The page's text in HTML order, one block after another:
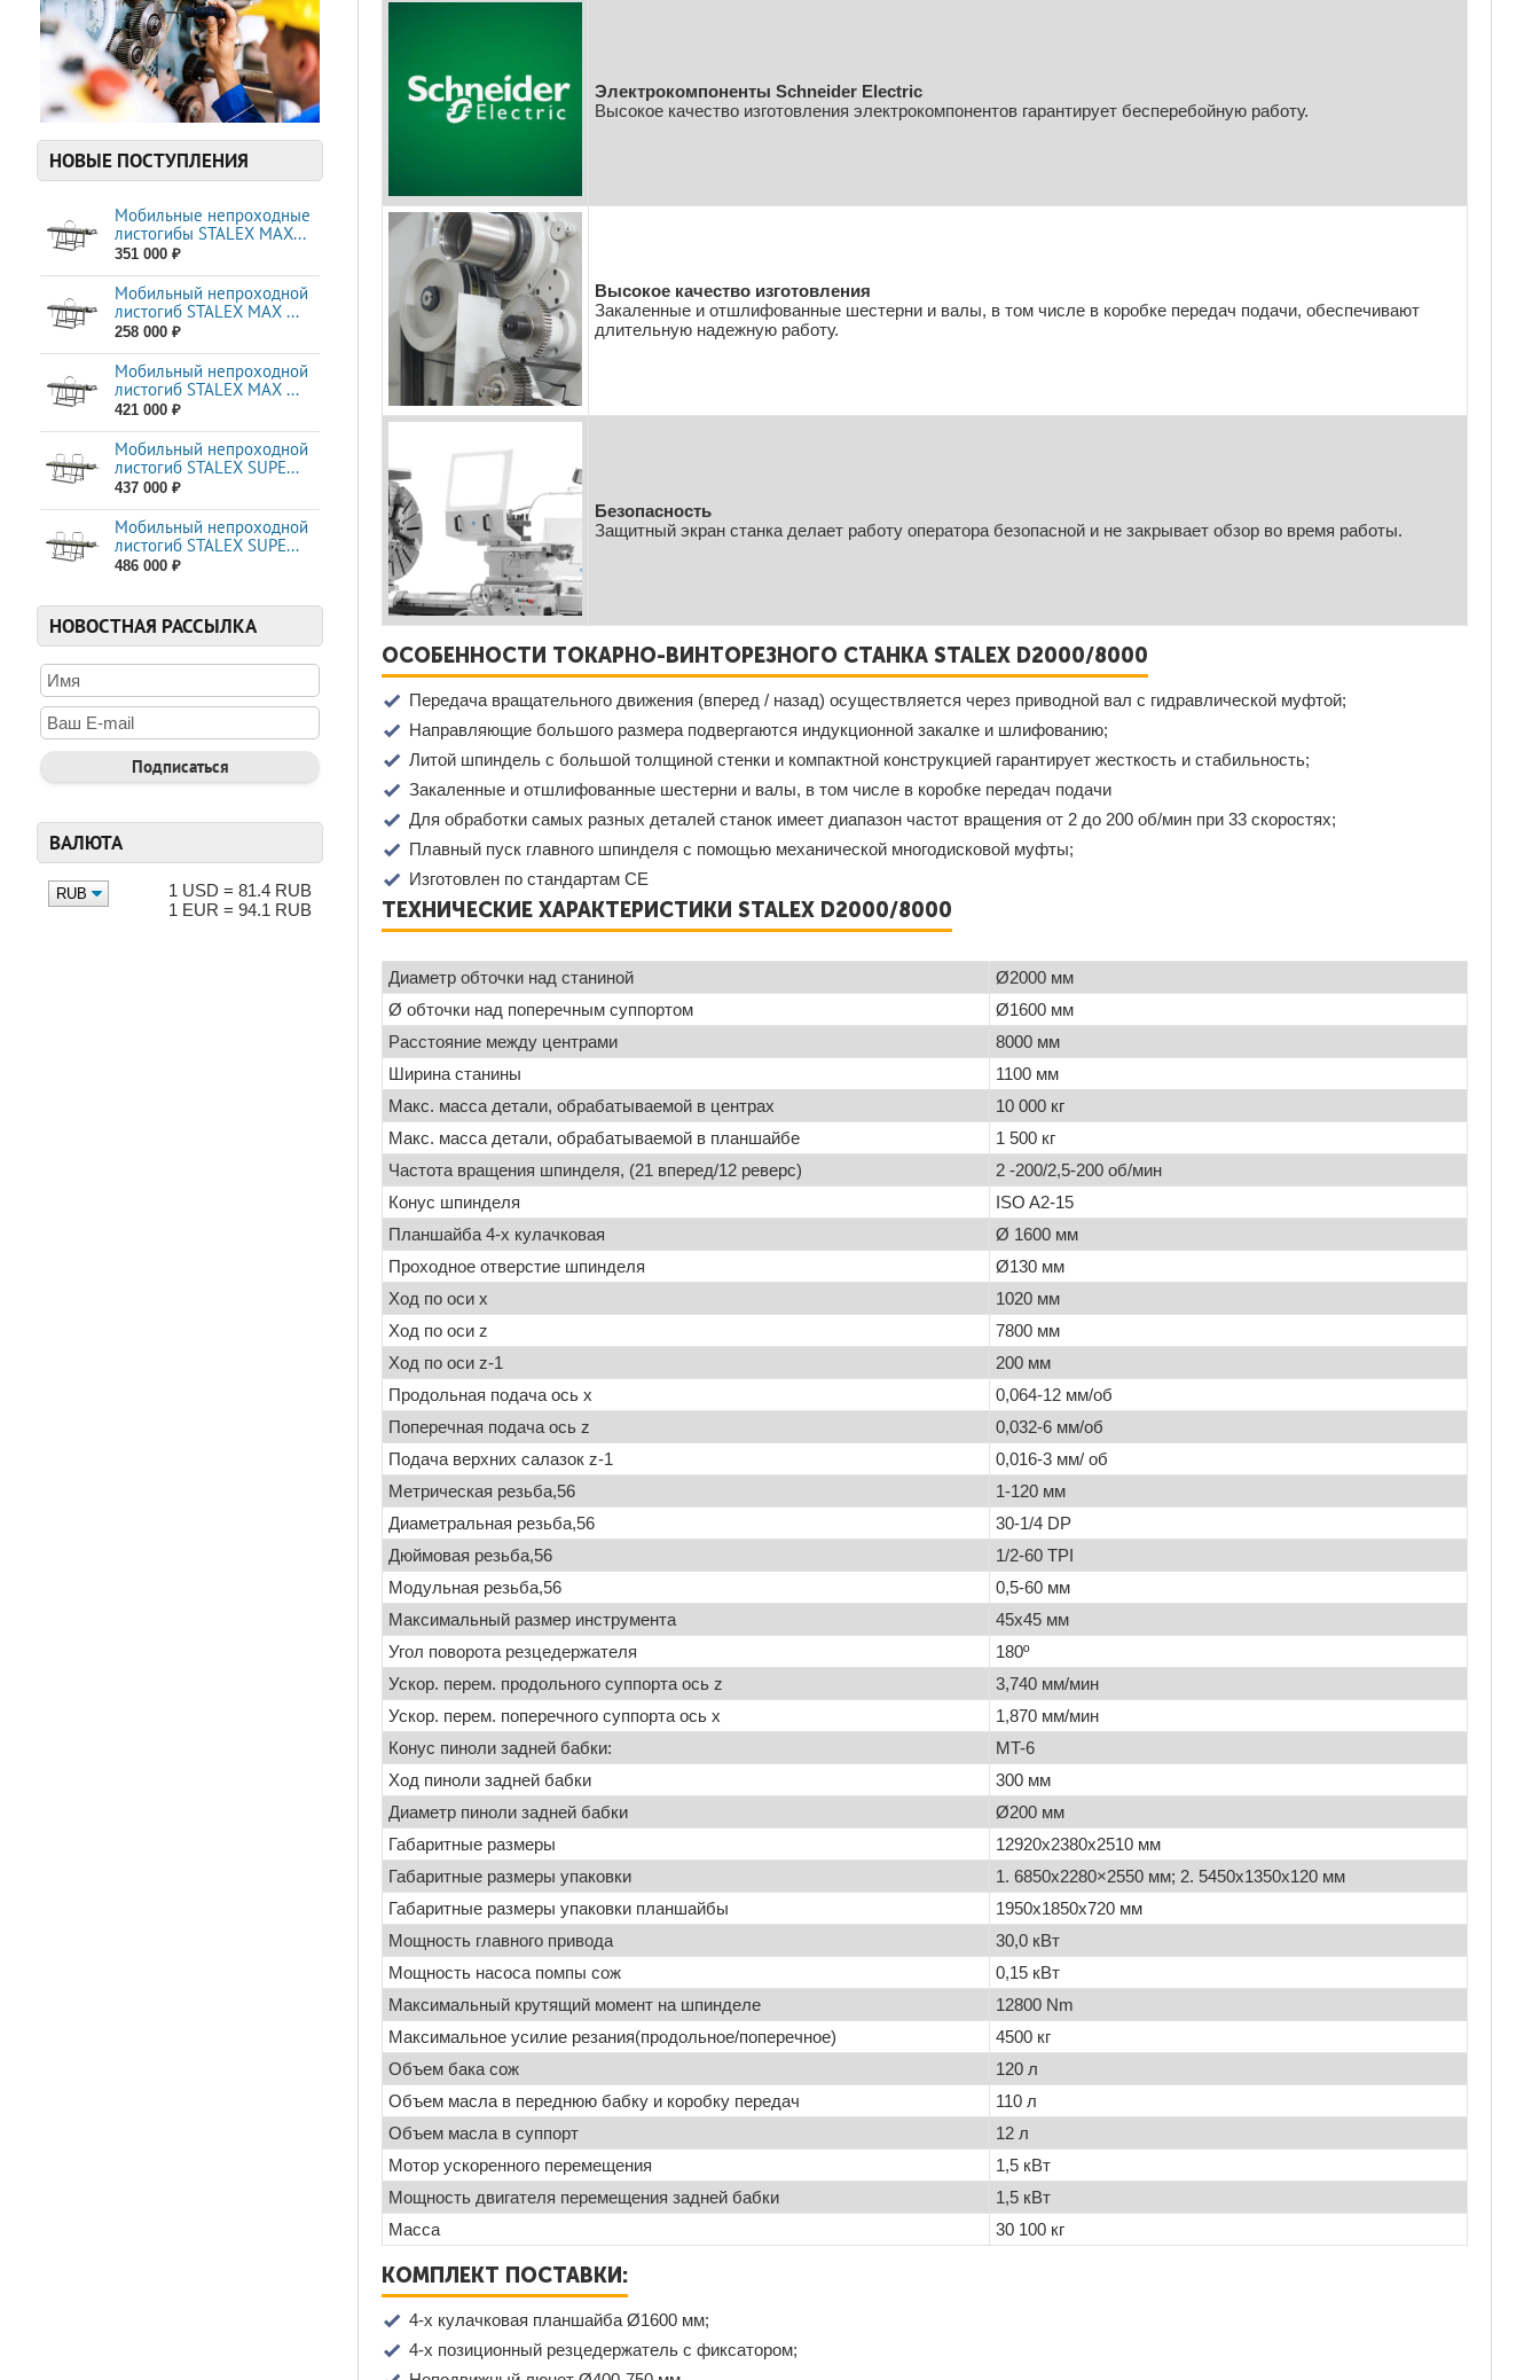
НОВЫЕ ПОСТУПЛЕНИЯ
Мобильные непроходные
листогибы STALEX МАХ...
351 000 ₽
Мобильный непроходной
листогиб STALEX MAX ...
258 000 ₽
Мобильный непроходной
листогиб STALEX MAX ...
421 000 ₽
Мобильный непроходной
листогиб STALEX SUPE...
437 000 ₽
Мобильный непроходной
листогиб STALEX SUPE...
486 000 ₽
НОВОСТНАЯ РАССЫЛКА
ВАЛЮТА
1 USD = 81.4 RUB
1 EUR = 94.1 RUB
Электрокомпоненты Schneider Electric
Высокое качество изготовления электрокомпонентов гарантирует бесперебойную работу.
Высокое качество изготовления
Закаленные и отшлифованные шестерни и валы, в том числе в коробке передач подачи, обеспечивают
длительную надежную работу.
Безопасность
Защитный экран станка делает работу оператора безопасной и не закрывает обзор во время работы.
ОСОБЕННОСТИ ТОКАРНО-ВИНТОРЕЗНОГО СТАНКА STALEX D2000/8000
Передача вращательного движения (вперед / назад) осуществляется через приводной вал с гидравлической муфтой;
Направляющие большого размера подвергаются индукционной закалке и шлифованию;
Литой шпиндель с большой толщиной стенки и компактной конструкцией гарантирует жесткость и стабильность;
Закаленные и отшлифованные шестерни и валы, в том числе в коробке передач подачи
Для обработки самых разных деталей станок имеет диапазон частот вращения от 2 до 200 об/мин при 33 скоростях;
Плавный пуск главного шпинделя с помощью механической многодисковой муфты;
Изготовлен по стандартам СЕ
ТЕХНИЧЕСКИЕ ХАРАКТЕРИСТИКИ STALEX D2000/8000
Диаметр обточки над станиной
Ø2000 мм
Ø обточки над поперечным суппортом
Ø1600 мм
Расстояние между центрами
8000 мм
Ширина станины
1100 мм
Макс. масса детали, обрабатываемой в центрах
10 000 кг
Макс. масса детали, обрабатываемой в планшайбе
1 500 кг
Частота вращения шпинделя, (21 вперед/12 реверс)
2 -200/2,5-200 об/мин
Конус шпинделя
ISO A2-15
Планшайба 4-х кулачковая
Ø 1600 мм
Проходное отверстие шпинделя
Ø130 мм
Ход по оси x
1020 мм
Ход по оси z
7800 мм
Ход по оси z-1
200 мм
Продольная подача ось x
0,064-12 мм/об
Поперечная подача ось z
0,032-6 мм/об
Подача верхних салазок z-1
0,016-3 мм/ об
Метрическая резьба,56
1-120 мм
Диаметральная резьба,56
30-1/4 DP
Дюймовая резьба,56
1/2-60 TPI
Модульная резьба,56
0,5-60 мм
Максимальный размер инструмента
45х45 мм
Угол поворота резцедержателя
180º
Ускор. перем. продольного суппорта ось z
3,740 мм/мин
Ускор. перем. поперечного суппорта ось x
1,870 мм/мин
Конус пиноли задней бабки:
MT-6
Ход пиноли задней бабки
300 мм
Диаметр пиноли задней бабки
Ø200 мм
Габаритные размеры
12920х2380х2510 мм
Габаритные размеры упаковки
1. 6850х2280×2550 мм; 2. 5450х1350х120 мм
Габаритные размеры упаковки планшайбы
1950х1850х720 мм
Мощность главного привода
30,0 кВт
Мощность насоса помпы сож
0,15 кВт
Максимальный крутящий момент на шпинделе
12800 Nm
Максимальное усилие резания(продольное/поперечное)
4500 кг
Объем бака сож
120 л
Объем масла в переднюю бабку и коробку передач
110 л
Объем масла в суппорт
12 л
Мотор ускоренного перемещения
1,5 кВт
Мощность двигателя перемещения задней бабки
1,5 кВт
Масса
30 100 кг
КОМПЛЕКТ ПОСТАВКИ:
4-х кулачковая планшайба Ø1600 мм;
4-х позиционный резцедержатель с фиксатором;